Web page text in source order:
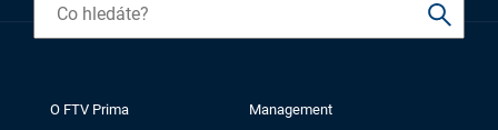
O FTV Prima
Management